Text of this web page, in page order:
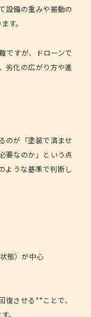
設備の重みや振動の
す。
ですが、ドローンで
劣化の広がり方や進
のが「塗装で済ませ
要なのか」という点
ような基準で判断し
態）が中心
復させる**ことで、
。